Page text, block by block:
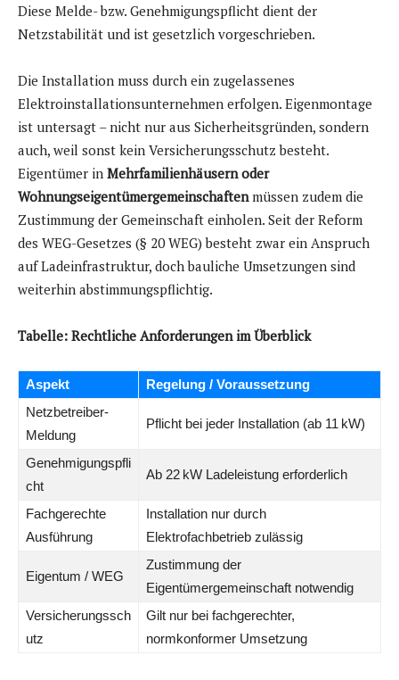
Diese Melde- bzw. Genehmigungspflicht dient der
Netzstabilität und ist gesetzlich vorgeschrieben.
Die Installation muss durch ein zugelassenes
Elektroinstallationsunternehmen erfolgen. Eigenmontage
ist untersagt – nicht nur aus Sicherheitsgründen, sondern
auch, weil sonst kein Versicherungsschutz besteht.
Eigentümer in Mehrfamilienhäusern oder
Wohnungseigentümergemeinschaftenmüssen zudem die
Zustimmung der Gemeinschaft einholen. Seit der Reform
des WEG-Gesetzes (§ 20 WEG) besteht zwar ein Anspruch
auf Ladeinfrastruktur, doch bauliche Umsetzungen sind
weiterhin abstimmungspflichtig.
Tabelle: Rechtliche Anforderungen im Überblick
Aspekt
Regelung / Voraussetzung
Netzbetreiber-
Meldung
Pflicht bei jeder Installation (ab 11 kW)
Genehmigungspfli
cht
Ab 22 kW Ladeleistung erforderlich
Fachgerechte
Ausführung
Installation nur durch
Elektrofachbetrieb zulässig
Eigentum / WEG
Zustimmung der
Eigentümergemeinschaft notwendig
Versicherungssch
utz
Gilt nur bei fachgerechter,
normkonformer Umsetzung